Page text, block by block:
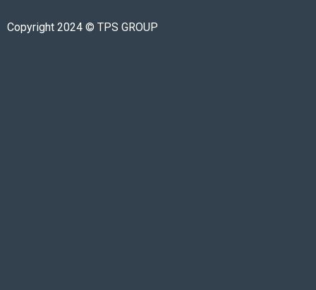
Copyright 2024 © TPS GROUP